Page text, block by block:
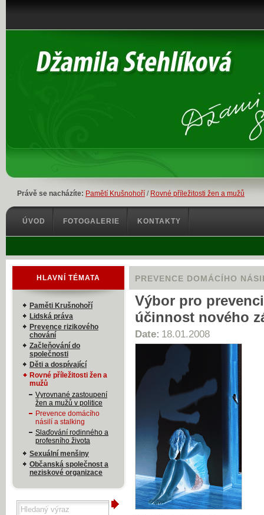
Právě se nacházíte: Pamětí Krušnohoří / Rovné příležitosti žen a mužů
PREVENCE DOMÁCÍHO
Výbor pro
účinnost nového
Date: 18.01.2008
HLAVNÍ TÉMATA
Paměti Krušnohoří
Lidská práva
Prevence rizikového
chování
Začleňování do
společnosti
Děti a dospívající
Rovné příležitosti žen a
mužů
Vyrovnané zastoupení
žen a mužů v politice
Prevence domácího
násilí a stalking
Slaďování rodinného a
profesního života
Sexuální menšiny
Občanská společnost a
neziskové organizace
ÚVOD FOTOGALERIE KONTAKTY